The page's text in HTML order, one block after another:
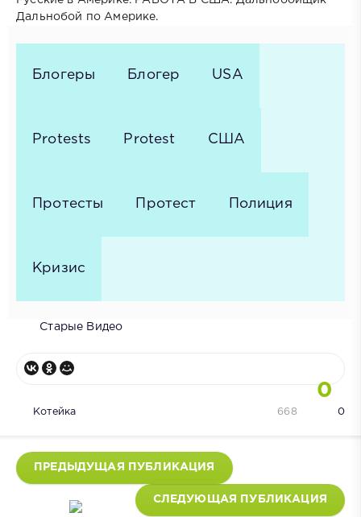
Дальнобой по Америке.
Блогеры Блогер USA
Protests Protest США
Протесты Протест Полиция
Кризис
Старые Видео
0
Котейка 0
668
ПРЕДЫДУЩАЯ ПУБЛИКАЦИЯ
СЛЕДУЮЩАЯ ПУБЛИКАЦИЯ